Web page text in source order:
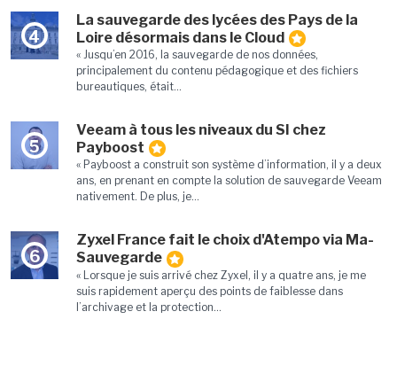
4
La sauvegarde des lycées des Pays de la
Loire désormais dans le Cloud
« Jusqu’en 2016, la sauvegarde de nos données,
principalement du contenu pédagogique et des fichiers
bureautiques, était...
5
Veeam à tous les niveaux du SI chez
Payboost
« Payboost a construit son système d’information, il y a deux
ans, en prenant en compte la solution de sauvegarde Veeam
nativement. De plus, je...
6
Zyxel France fait le choix d'Atempo via Ma-
Sauvegarde
« Lorsque je suis arrivé chez Zyxel, il y a quatre ans, je me
suis rapidement aperçu des points de faiblesse dans
l’archivage et la protection...